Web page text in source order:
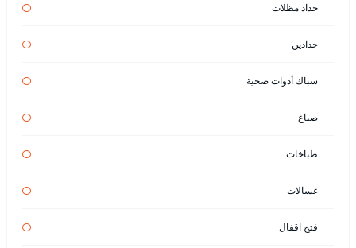
حداد مظلات
حدادين
سباك أدوات صحية
صباغ
طباخات
غسالات
فتح اقفال